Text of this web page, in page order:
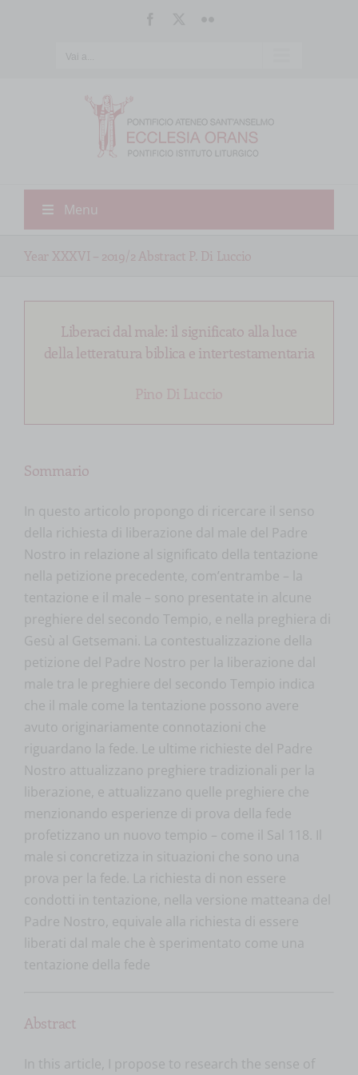
Menu
Year XXXVI – 2019/2 Abstract P. Di Luccio
Liberaci dal male: il significato alla luce
della letteratura biblica e intertestamentaria
Pino Di Luccio
Sommario
In questo articolo propongo di ricercare il senso
della richiesta di liberazione dal male del Padre
Nostro in relazione al significato della tentazione
nella petizione precedente, com’entrambe – la
tentazione e il male – sono presentate in alcune
preghiere del secondo Tempio, e nella preghiera di
Gesù al Getsemani. La contestualizzazione della
petizione del Padre Nostro per la liberazione dal
male tra le preghiere del secondo Tempio indica
che il male come la tentazione possono avere
avuto originariamente connotazioni che
riguardano la fede. Le ultime richieste del Padre
Nostro attualizzano preghiere tradizionali per la
liberazione, e attualizzano quelle preghiere che
menzionando esperienze di prova della fede
profetizzano un nuovo tempio – come il Sal 118. Il
male si concretizza in situazioni che sono una
prova per la fede. La richiesta di non essere
condotti in tentazione, nella versione matteana del
Padre Nostro, equivale alla richiesta di essere
liberati dal male che è sperimentato come una
tentazione della fede
Abstract
In this article, I propose to research the sense of